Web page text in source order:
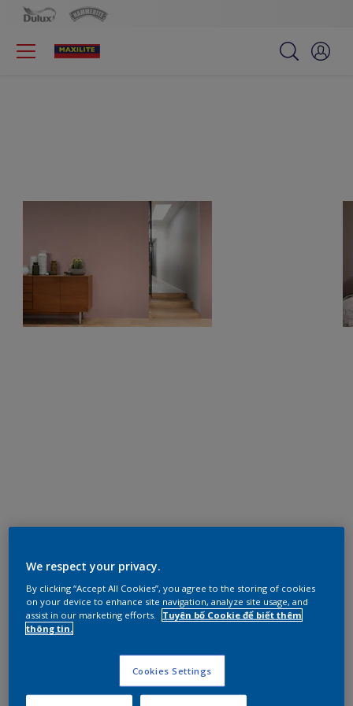
We respect your privacy.
By clicking “Accept All Cookies”, you agree to the storing of cookies
on your device to enhance site navigation, analyze site usage, and
assist in our marketing efforts.
Tuyên bố Cookie để biết thêm
thông tin.
Cookies Settings